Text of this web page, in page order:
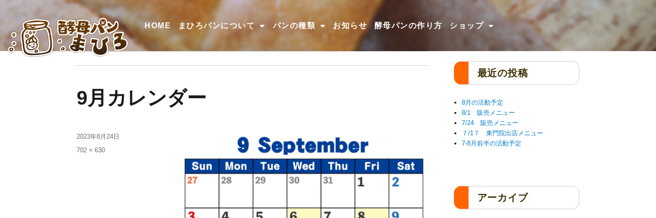
HOME まひろパンについて パンの種類 お知らせ 酵母パンの作り方 ショップ
9月カレンダー
2023年8月24日
702 × 630
最近の投稿
8月の活動予定
8/1 販売メニュー
7/24 販売メニュー
７/1７ 東門院出店メニュー
7-8月前半の活動予定
アーカイブ